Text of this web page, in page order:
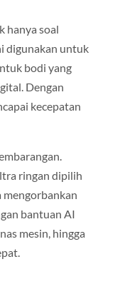
hanya soal
digunakan untuk
bodi yang
Dengan
kecepatan
ringan dipilih
bantuan AI
mesin, hingga